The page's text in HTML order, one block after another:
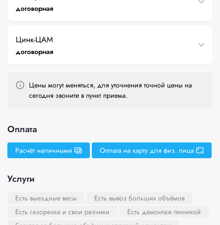
договорная
Цинк-ЦАМ
договорная
Цены могут меняться, для уточнения точной цены на
сегодня звоните в пункт приема.
Оплата
Расчёт наличными Оплата на карту для физ. лица
Услуги
Есть выездные весы
Есть вывоз больших объёмов
Есть газорезка и свои резчики
Есть демонтаж техникой